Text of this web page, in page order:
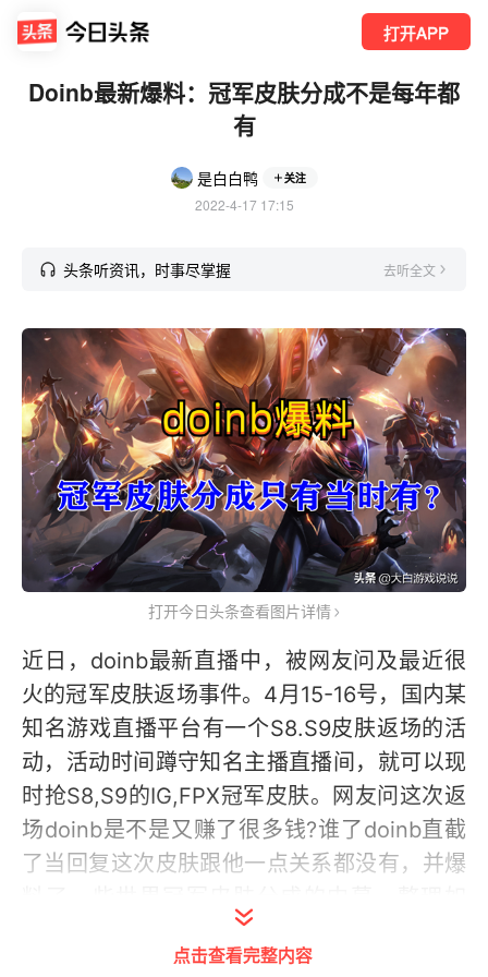
打开APP
Doinb最新爆料：冠军皮肤分成不是每年都
有
是白白鸭 关注
2022-4-17 17:15
头条听资讯，时事尽掌握 去听全文
打开今日头条查看图片详情
近日，doinb最新直播中，被网友问及最近很
火的冠军皮肤返场事件。4月15-16号，国内某
知名游戏直播平台有一个S8.S9皮肤返场的活
动，活动时间蹲守知名主播直播间，就可以现
时抢S8,S9的IG,FPX冠军皮肤。网友问这次返
场doinb是不是又赚了很多钱?谁了doinb直截
了当回复这次皮肤跟他一点关系都没有，并爆
点击查看完整内容